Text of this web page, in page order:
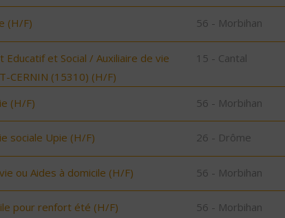
(H/F) 56 - Morbihan
Educatif et Social / Auxiliaire de vie
CERNIN (15310) (H/F)
15 - Cantal
(H/F) 56 - Morbihan
sociale Upie (H/F) 26 - Drôme
ou Aides à domicile (H/F) 56 - Morbihan
pour renfort été (H/F) 56 - Morbihan